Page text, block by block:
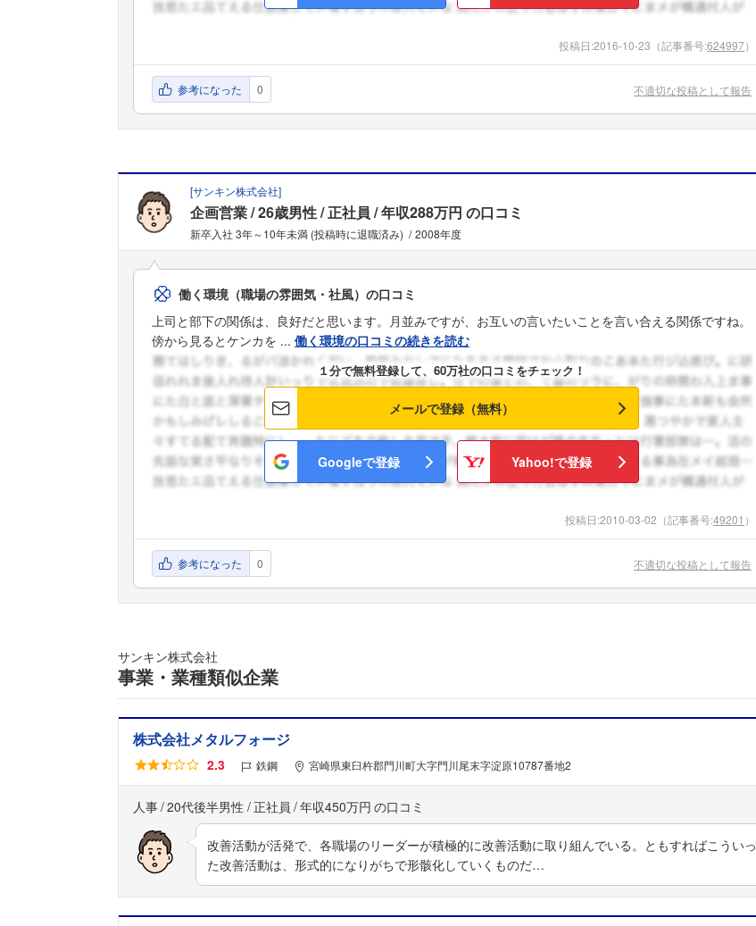
こちらの企業もフォローしませんか？
投稿日:2016-10-23 （記事番号:624997）
参考になった 0 不適切な投稿として報告
[サンキン株式会社]
企画営業 26歳男性 正社員 年収288万円 の口コミ
新卒入社 3年～10年未満 (投稿時に退職済み) 2008年度
働く環境（職場の雰囲気・社風）の口コミ
上司と部下の関係は、良好だと思います。月並みですが、お互いの言いたいことを言い合える関係ですね。
傍から見るとケンカを ... 働く環境の口コミの続きを読む
１分で無料登録して、60万社の口コミをチェック！
メールで登録（無料）
Googleで登録 Yahoo!で登録
投稿日:2010-03-02 （記事番号:49201 ）
参考になった 0 不適切な投稿として報告
サンキン株式会社
事業・業種類似企業
株式会社メタルフォージ
2.3 鉄鋼 宮崎県東臼杵郡門川町大字門川尾末字淀原10787番地2
人事 20代後半男性 正社員 年収450万円
改善活動が活発で、各職場のリーダーが積極的に改善活動に取り組んでいる。ともすればこういっ
た改善活動は、形式的になりがちで形骸化していくものだ…